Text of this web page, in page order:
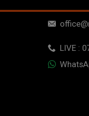
LIVE :